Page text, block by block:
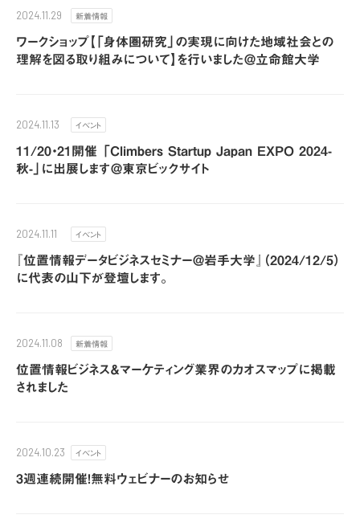
2024.11.29 新着情報
ワークショップ【「身体圏研究」の実現に向けた地域社会との
理解を図る取り組みについて】を行いました＠立命館大学
2024.11.13 イベント
11/20・21開催 「Climbers Startup Japan EXPO 2024-
秋-」に出展します＠東京ビックサイト
2024.11.11 イベント
『位置情報データビジネスセミナー＠岩手大学』（2024/12/5）
に代表の山下が登壇します。
2024.11.08 新着情報
位置情報ビジネス＆マーケティング業界のカオスマップに掲載
されました
2024.10.23 イベント
3週連続開催！無料ウェビナーのお知らせ